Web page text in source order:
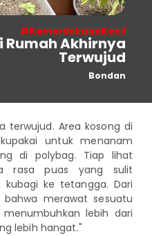
#KemerdekaanKecil
Rumah Akhirnya
Terwujud
Bondan
terwujud. Area kosong di
untuk menanam
di polybag. Tiap lihat
rasa puas yang sulit
kubagi ke tetangga. Dari
merawat sesuatu
lebih dari
lebih hangat."